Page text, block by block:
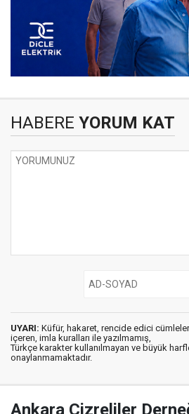
HABERE YORUM KAT
UYARI: Küfür, hakaret, rencide edici
içeren, imla kuralları ile yazılmamış,
Türkçe karakter kullanılmayan ve büyük
onaylanmamaktadır.
Ankara Cizreliler